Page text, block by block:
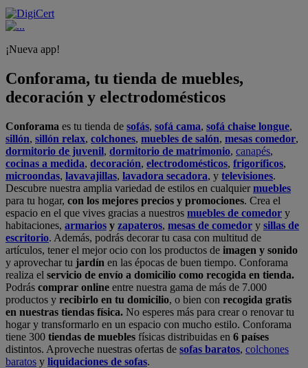
¡Nueva app!
Conforama, tu tienda de muebles,
decoración y electrodomésticos
Conforama es tu tienda de sofás, sofá cama, sofá chaise longue,
sillón, sillón relax, colchones, muebles de salón, mesas comedor,
dormitorio de juvenil, dormitorio de matrimonio, canapés,
cocinas a medida, decoración, electrodomésticos, frigoríficos,
microondas, lavavajillas, lavadora secadora, y televisiones.
Descubre nuestra amplia variedad de estilos en cualquiermuebles
para tu hogar, con los mejores precios y promociones. Crea el
espacio en el que vives gracias a nuestros muebles de comedor y
habitaciones, armarios y zapateros, mesas de comedor y sillas de
escritorio. Además, podrás decorar tu casa con multitud de
artículos, tener el mejor ocio con los productos de imagen y sonido
y aprovechar tu jardín en las épocas de buen tiempo. Conforama
realiza el servicio de envío a domicilio como recogida en tienda.
Podrás comprar online entre nuestra gama de más de 7.000
productos y recibirlo en tu domicilio, o bien con recogida gratis
en nuestras tiendas física. No esperes más para crear o renovar tu
hogar y transformarlo en un espacio con mucho estilo. Conforama
tiene 300 tiendas de muebles físicas distribuidas en 6 países
distintos. Aproveche nuestras ofertas de sofas baratos, colchones
baratos y liquidaciones de sofas.